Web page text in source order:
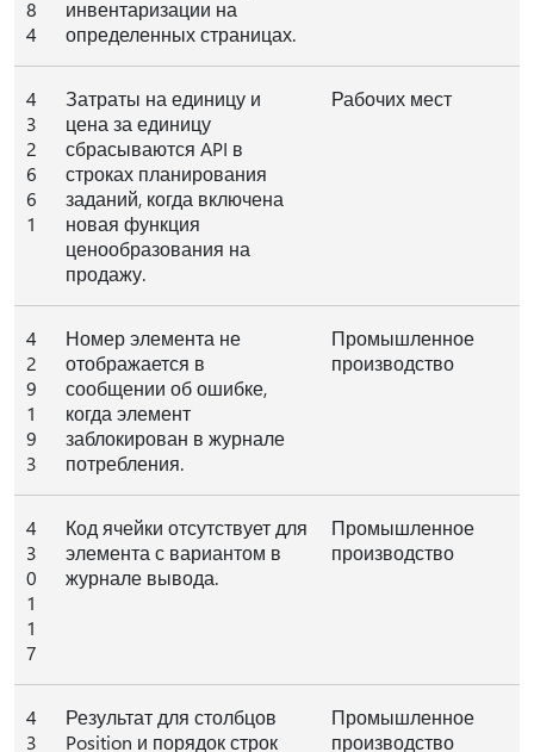
8
4
инвентаризации на
определенных страницах.
4
3
2
6
6
1
Затраты на единицу и
цена за единицу
сбрасываются API в
строках планирования
заданий, когда включена
новая функция
ценообразования на
продажу.
Рабочих мест
4
2
9
1
9
3
Номер элемента не
отображается в
сообщении об ошибке,
когда элемент
заблокирован в журнале
потребления.
Промышленное
производство
4
3
0
1
1
7
Код ячейки отсутствует для
элемента с вариантом в
журнале вывода.
Промышленное
производство
4
3
Результат для столбцов
Position и порядок строк
Промышленное
производство